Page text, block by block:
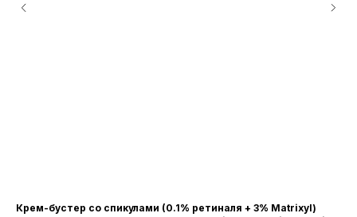
Крем-бустер со спикулами (0.1% ретиналя + 3% Matrixyl)